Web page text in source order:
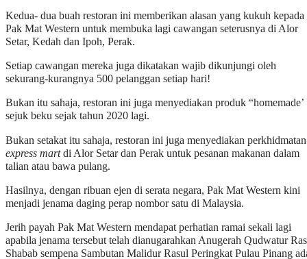
Kedua- dua buah restoran ini memberikan alasan yang kukuh kepada
Pak Mat Western untuk membuka lagi cawangan seterusnya di Alor
Setar, Kedah dan Ipoh, Perak.
Setiap cawangan mereka juga dikatakan wajib dikunjungi oleh
sekurang-kurangnya 500 pelanggan setiap hari!
Bukan itu sahaja, restoran ini juga menyediakan produk “homemade’
sejuk beku sejak tahun 2020 lagi.
Bukan setakat itu sahaja, restoran ini juga menyediakan perkhidmatan
express martdi Alor Setar dan Perak untuk pesanan makanan dalam
talian atau bawa pulang.
Hasilnya, dengan ribuan ejen di serata negara, Pak Mat Western kini
menjadi jenama daging perap nombor satu di Malaysia.
Jerih payah Pak Mat Western mendapat perhatian ramai sekali lagi
apabila jenama tersebut telah dianugarahkan Anugerah Qudwatur
Shabab sempena Sambutan Malidur Rasul Peringkat Pulau Pinang